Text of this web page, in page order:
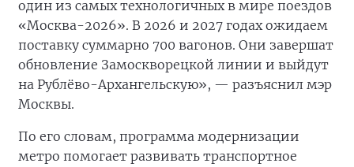
один из самых технологичных в мире поездов
«Москва-2026». В 2026 и 2027 годах ожидаем
поставку суммарно 700 вагонов. Они завершат
обновление Замоскворецкой линии и выйдут
на Рублёво-Архангельскую», — разъяснил мэр
Москвы.
По его словам, программа модернизации
метро помогает развивать транспортное